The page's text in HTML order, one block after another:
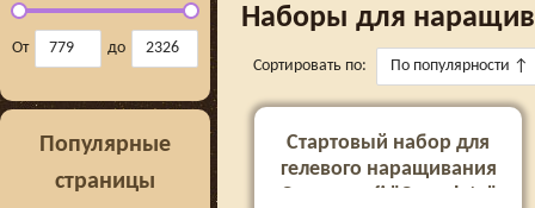
От до
Популярные
страницы
Наборы для
Сортировать по: По популярности ↑
Стартовый набор для
гелевого наращивания
Cosmoprofi "Complete"